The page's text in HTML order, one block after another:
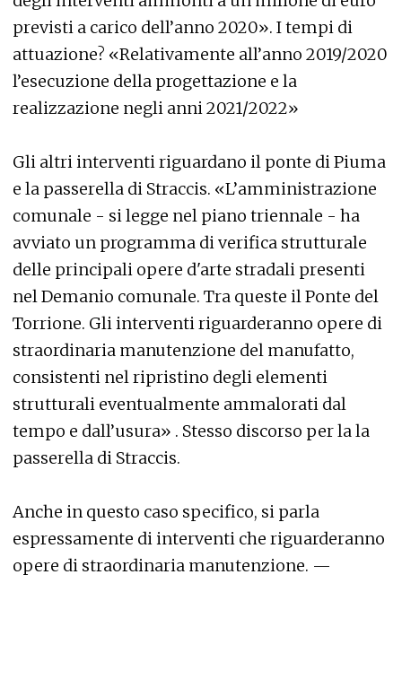
previsti a carico dell’anno 2020». I tempi di
attuazione? «Relativamente all’anno 2019/2020
l’esecuzione della progettazione e la
realizzazione negli anni 2021/2022»
Gli altri interventi riguardano il ponte di Piuma
e la passerella di Straccis. «L’amministrazione
comunale - si legge nel piano triennale - ha
avviato un programma di verifica strutturale
delle principali opere d'arte stradali presenti
nel Demanio comunale. Tra queste il Ponte del
Torrione. Gli interventi riguarderanno opere di
straordinaria manutenzione del manufatto,
consistenti nel ripristino degli elementi
strutturali eventualmente ammalorati dal
tempo e dall’usura» . Stesso discorso per la la
passerella di Straccis.
Anche in questo caso specifico, si parla
espressamente di interventi che riguarderanno
opere di straordinaria manutenzione. —